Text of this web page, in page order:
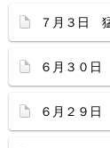
７月３日
６月３０日
６月２９日